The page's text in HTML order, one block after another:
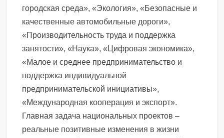
городская среда», «Экология», «Безопасные и
качественные автомобильные дороги»,
«Производительность труда и поддержка
занятости», «Наука», «Цифровая экономика»,
«Малое и среднее предпринимательство и
поддержка индивидуальной
предпринимательской инициативы»,
«Международная кооперация и экспорт».
Главная задача национальных проектов –
реальные позитивные изменения в жизни